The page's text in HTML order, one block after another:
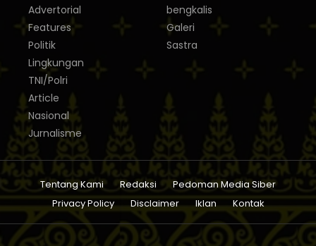
Advertorial
Features
Politik
bengkalis
Galeri
Sastra
Lingkungan
TNI/Polri
Article
Nasional
Jurnalisme
Tentang Kami Redaksi
Pedoman Media Siber
Privacy Policy
Disclaimer Iklan Kontak